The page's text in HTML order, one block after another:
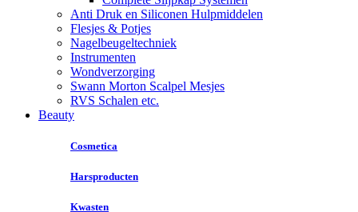
Anti Druk en Siliconen Hulpmiddelen
Flesjes & Potjes
Nagelbeugeltechniek
Instrumenten
Wondverzorging
Swann Morton Scalpel Mesjes
RVS Schalen etc.
Beauty
Cosmetica
Harsproducten
Kwasten